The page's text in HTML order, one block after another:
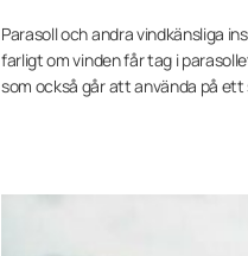
Parasoll och andra vindkänsliga
farligt om vinden får tag i
som också går att använda på